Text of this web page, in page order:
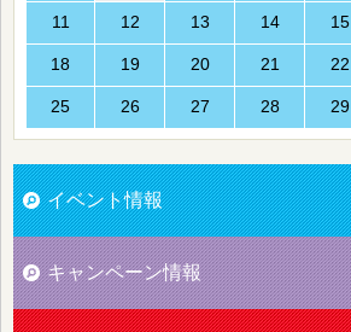
11 12 13 14 15
18 19 20 21 22
25 26 27 28 29
イベント情報
キャンペーン情報